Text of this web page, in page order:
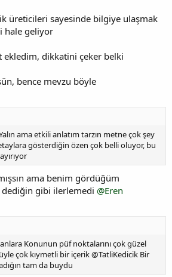
üreticileri sayesinde bilgiye ulaşmak
hale geliyor
dikkatini çeker belki
bence mevzu böyle
ama etkili anlatım tarzın metne çok şey
gösterdiğin özen çok belli oluyor, bu
ama benim gördüğüm
gibi ilerlemedi @Eren
Konunun püf noktalarını çok güzel
çok kıymetli bir içerik @TatliKedicik Bir
tam da buydu